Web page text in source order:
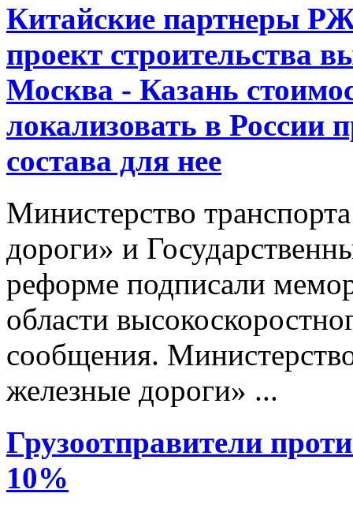
Китайские партнеры
проект строительства
Москва - Казань
локализовать в России
состава для нее
Министерство
дороги» и
реформе подписали
области
сообщения.
железные дороги» ...
Грузоотправители
10%